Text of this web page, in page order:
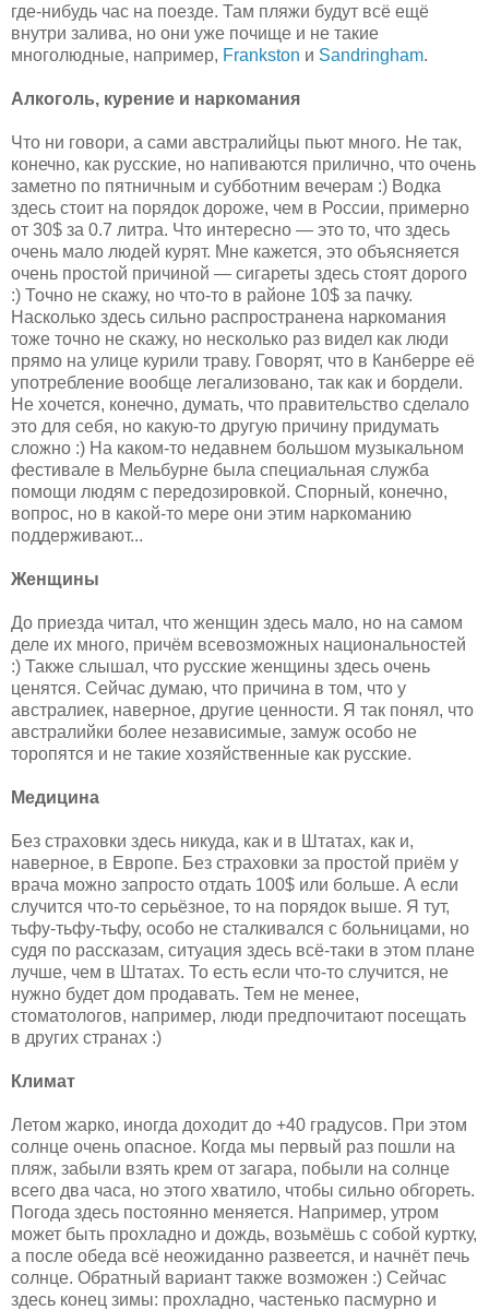
где-нибудь час на поезде. Там пляжи будут всё ещё
внутри залива, но они уже почище и не такие
многолюдные, например, Frankston и Sandringham.
Алкоголь, курение и наркомания
Что ни говори, а сами австралийцы пьют много. Не так,
конечно, как русские, но напиваются прилично, что очень
заметно по пятничным и субботним вечерам :) Водка
здесь стоит на порядок дороже, чем в России, примерно
от 30$ за 0.7 литра. Что интересно — это то, что здесь
очень мало людей курят. Мне кажется, это объясняется
очень простой причиной — сигареты здесь стоят дорого
:) Точно не скажу, но что-то в районе 10$ за пачку.
Насколько здесь сильно распространена наркомания
тоже точно не скажу, но несколько раз видел как люди
прямо на улице курили траву. Говорят, что в Канберре её
употребление вообще легализовано, так как и бордели.
Не хочется, конечно, думать, что правительство сделало
это для себя, но какую-то другую причину придумать
сложно :) На каком-то недавнем большом музыкальном
фестивале в Мельбурне была специальная служба
помощи людям с передозировкой. Спорный, конечно,
вопрос, но в какой-то мере они этим наркоманию
поддерживают...
Женщины
До приезда читал, что женщин здесь мало, но на самом
деле их много, причём всевозможных национальностей
:) Также слышал, что русские женщины здесь очень
ценятся. Сейчас думаю, что причина в том, что у
австралиек, наверное, другие ценности. Я так понял, что
австралийки более независимые, замуж особо не
торопятся и не такие хозяйственные как русские.
Медицина
Без страховки здесь никуда, как и в Штатах, как и,
наверное, в Европе. Без страховки за простой приём у
врача можно запросто отдать 100$ или больше. А если
случится что-то серьёзное, то на порядок выше. Я тут,
тьфу-тьфу-тьфу, особо не сталкивался с больницами, но
судя по рассказам, ситуация здесь всё-таки в этом плане
лучше, чем в Штатах. То есть если что-то случится, не
нужно будет дом продавать. Тем не менее,
стоматологов, например, люди предпочитают посещать
в других странах :)
Климат
Летом жарко, иногда доходит до +40 градусов. При этом
солнце очень опасное. Когда мы первый раз пошли на
пляж, забыли взять крем от загара, побыли на солнце
всего два часа, но этого хватило, чтобы сильно обгореть.
Погода здесь постоянно меняется. Например, утром
может быть прохладно и дождь, возьмёшь с собой куртку,
а после обеда всё неожиданно развеется, и начнёт печь
солнце. Обратный вариант также возможен :) Сейчас
здесь конец зимы: прохладно, частенько пасмурно и